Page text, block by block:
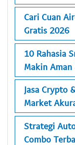
Cari Cuan
Gratis 2026
10 Rahasia
Makin Aman
Jasa Crypto
Market
Strategi
Combo